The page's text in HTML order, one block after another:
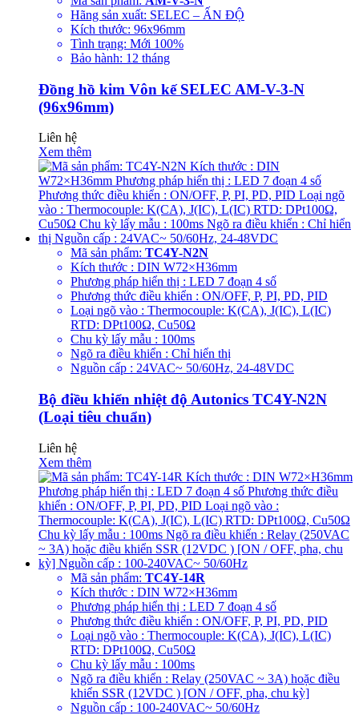
Hãng sản xuất: SELEC – ẤN ĐỘ
Kích thước: 96x96mm
Tình trạng: Mới 100%
Bảo hành: 12 tháng
Đồng hồ kim Vôn kế SELEC AM-V-3-N
(96x96mm)
Liên hệ
Xem thêm
Mã sản phẩm: TC4Y-N2N
Kích thước : DIN W72×H36mm
Phương pháp hiển thị : LED 7 đoạn 4 số
Phương thức điều khiển : ON/OFF, P, PI, PD, PID
Loại ngõ vào : Thermocouple: K(CA), J(IC), L(IC)
RTD: DPt100Ω, Cu50Ω
Chu kỳ lấy mẫu : 100ms
Ngõ ra điều khiển : Chỉ hiển thị
Nguồn cấp : 24VAC~ 50/60Hz, 24-48VDC
Bộ điều khiển nhiệt độ Autonics TC4Y-N2N
(Loại tiêu chuẩn)
Liên hệ
Xem thêm
Mã sản phẩm: TC4Y-14R
Kích thước : DIN W72×H36mm
Phương pháp hiển thị : LED 7 đoạn 4 số
Phương thức điều khiển : ON/OFF, P, PI, PD, PID
Loại ngõ vào : Thermocouple: K(CA), J(IC), L(IC)
RTD: DPt100Ω, Cu50Ω
Chu kỳ lấy mẫu : 100ms
Ngõ ra điều khiển : Relay (250VAC ~ 3A) hoặc điều
khiển SSR (12VDC ) [ON / OFF, pha, chu kỳ]
Nguồn cấp : 100-240VAC~ 50/60Hz